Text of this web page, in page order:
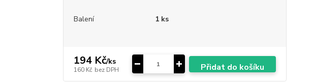
Balení 1 ks
194 Kč/ks
160 Kč bez DPH Přidat do košíku